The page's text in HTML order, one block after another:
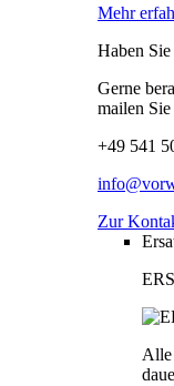
Mehr
Haben Sie
Gerne
mailen
+49 541
Zur
Alle